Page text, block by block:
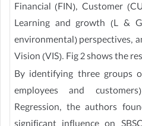
Financial (FIN), Customer
Learning and growth (L &
environmental) perspectives,
Vision (VIS). Fig 2 shows the
By identifying three groups
employees and
Regression, the authors